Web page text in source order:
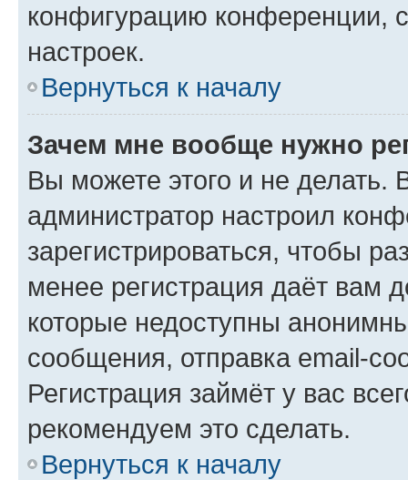
конфигурацию конференции,
настроек.
Вернуться к началу
Зачем мне вообще нужно
Вы можете этого и не делать.
администратор настроил
зарегистрироваться, чтобы
менее регистрация даёт вам
которые недоступны
сообщения, отправка email-
Регистрация займёт у вас
рекомендуем это сделать.
Вернуться к началу